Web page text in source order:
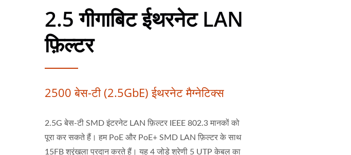
2.5 गीगाबिट ईथरनेट LAN
फ़िल्टर
2500 बेस-टी (2.5GbE) ईथरनेट मैग्नेटिक्स
2.5G बेस-टी SMD इंटरनेट LAN फ़िल्टर IEEE 802.3 मानकों को
पूरा कर सकते हैं। हम PoE और PoE+ SMD LAN फ़िल्टर के साथ
15FB श्रृंखला प्रदान करते हैं। यह 4 जोड़े श्रेणी 5 UTP केबल का